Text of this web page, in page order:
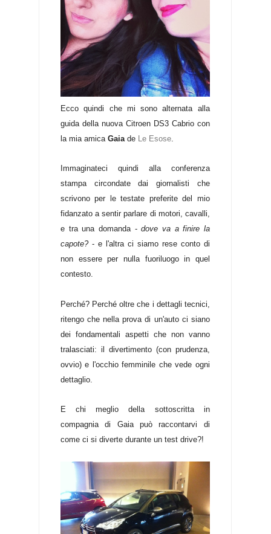
Ecco quindi che mi sono alternata alla
guida della nuova Citroen DS3 Cabrio con
la mia amica Gaia de Le Esose
Immaginateci quindi alla conferenza
stampa circondate dai giornalisti che
scrivono per le testate preferite del mio
fidanzato a sentir parlare di motori, cavalli,
e tra una domanda -dove va a finire la
capote?- e l'altra ci siamo rese conto di
non essere per nulla fuoriluogo in quel
contesto.
Perché? Perché oltre che i dettagli tecnici,
ritengo che nella prova di un'auto ci siano
dei fondamentali aspetti che non vanno
tralasciati: il divertimento (con prudenza,
ovvio) e l'occhio femminile che vede ogni
dettaglio.
E chi meglio della sottoscritta in
compagnia di Gaia può raccontarvi di
come ci si diverte durante un test drive?!